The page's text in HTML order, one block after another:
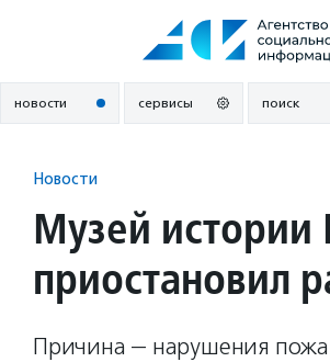
новости сервисы поиск
Новости
Музей истории
приостановил
Причина — нарушения